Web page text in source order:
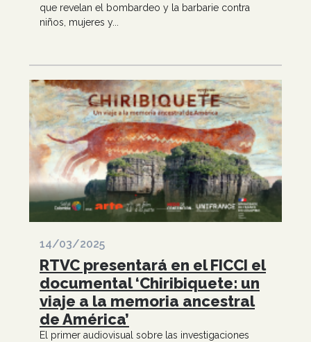
que revelan el bombardeo y la barbarie contra
niños, mujeres y...
14/03/2025
RTVC presentará en el FICCI el
documental ‘Chiribiquete: un
viaje a la memoria ancestral
de América’
El primer audiovisual sobre las investigaciones